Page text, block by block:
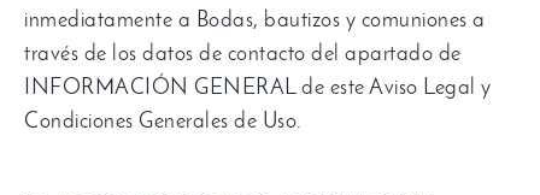
inmediatamente a Bodas, bautizos y comuniones a
través de los datos de contacto del apartado de
INFORMACIÓN GENERAL de este Aviso Legal y
Condiciones Generales de Uso.